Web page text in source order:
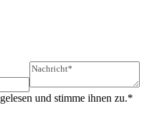
gelesen und stimme ihnen zu.*